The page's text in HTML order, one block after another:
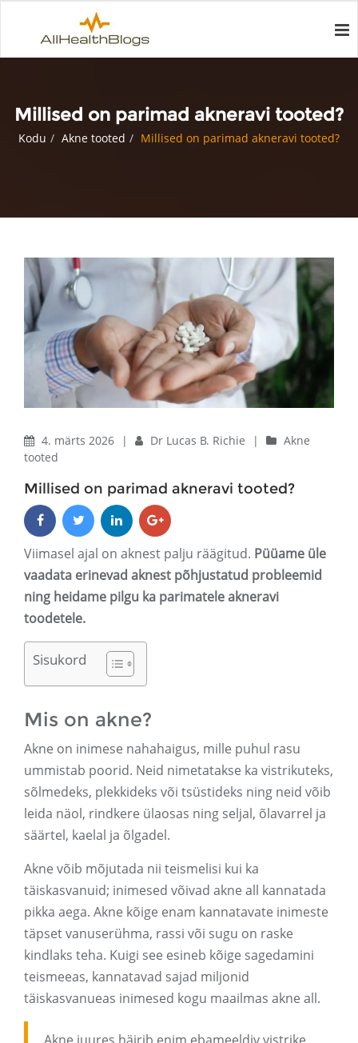
Millised on parimad akneravi tooted?
Kodu Akne tooted Millised on parimad akneravi tooted?
4. märts 2026 | Dr Lucas B. Richie |
Akne
tooted
Millised on parimad akneravi tooted?
Viimasel ajal on aknest palju räägitud. Püüame üle
vaadata erinevad aknest põhjustatud probleemid
ning heidame pilgu ka parimatele akneravi
toodetele.
Sisukord
Mis on akne?
Akne on inimese nahahaigus, mille puhul rasu
ummistab poorid. Neid nimetatakse ka vistrikuteks,
sõlmedeks, plekkideks või tsüstideks ning neid võib
leida näol, rindkere ülaosas ning seljal, õlavarrel ja
säärtel, kaelal ja õlgadel.
Akne võib mõjutada nii teismelisi kui ka
täiskasvanuid; inimesed võivad akne all kannatada
pikka aega. Akne kõige enam kannatavate inimeste
täpset vanuserühma, rassi või sugu on raske
kindlaks teha. Kuigi see esineb kõige sagedamini
teismeeas, kannatavad sajad miljonid
täiskasvanueas inimesed kogu maailmas akne all.